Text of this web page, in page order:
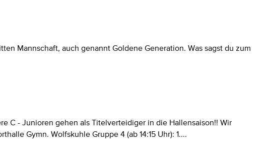
Mannschaft, auch genannt Goldene Generation. Was sagst du zum
C - Junioren gehen als Titelverteidiger in die Hallensaison!! Wir
Gymn. Wolfskuhle Gruppe 4 (ab 14:15 Uhr): 1....